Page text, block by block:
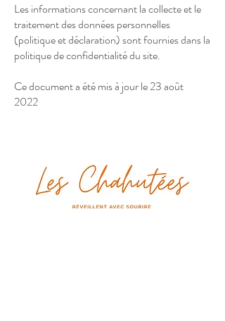
Les informations concernant la collecte et le
traitement des données personnelles
(politique et déclaration) sont fournies dans la
politique de confidentialité du site.
Ce document a été mis à jour le 23 août
2022